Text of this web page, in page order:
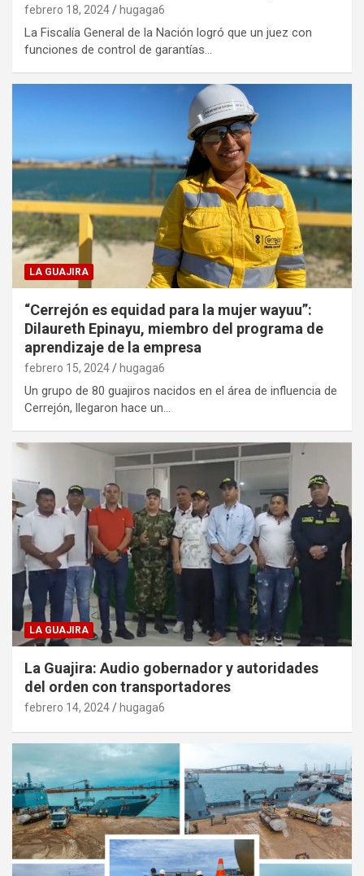
febrero 18, 2024 hugaga6
La Fiscalía General de la Nación logró que un juez con
funciones de control de garantías…
LA GUAJIRA
“Cerrejón es equidad para la mujer wayuu”:
Dilaureth Epinayu, miembro del programa de
aprendizaje de la empresa
febrero 15, 2024 hugaga6
Un grupo de 80 guajiros nacidos en el área de influencia de
Cerrejón, llegaron hace un…
LA GUAJIRA
La Guajira: Audio gobernador y autoridades
del orden con transportadores
febrero 14, 2024 hugaga6